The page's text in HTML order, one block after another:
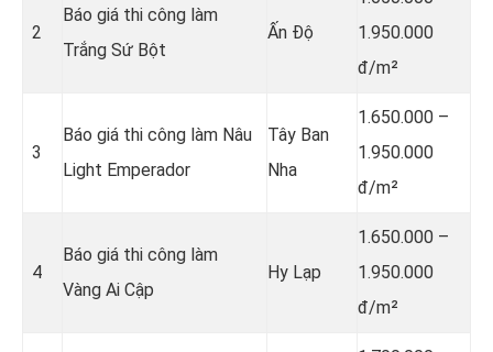
2
Báo giá thi công làm
Trắng Sứ Bột
Ấn Độ
1.950.000
đ/m²
3
Báo giá thi công làm Nâu
Light Emperador
Tây Ban
Nha
1.650.000 –
1.950.000
đ/m²
4
Báo giá thi công làm
Vàng Ai Cập
Hy Lạp
1.650.000 –
1.950.000
đ/m²